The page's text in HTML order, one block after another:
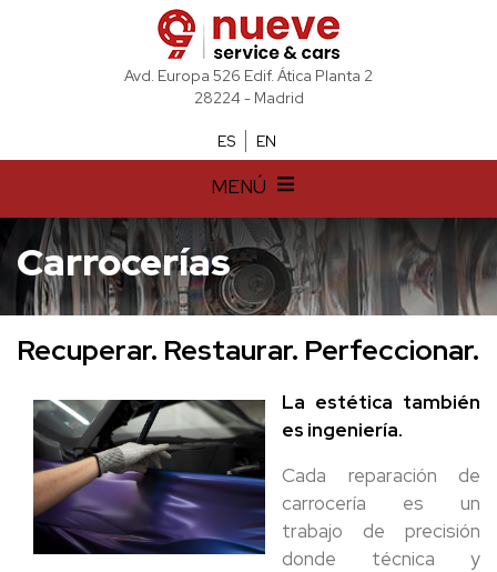
Avd. Europa 526 Edif. Ática Planta 2
28224 - Madrid
ES EN
MENÚ
Carrocerías
Recuperar. Restaurar. Perfeccionar.
La estética también
es ingeniería.
Cada reparación de
carrocería es un
trabajo de precisión
donde técnica y